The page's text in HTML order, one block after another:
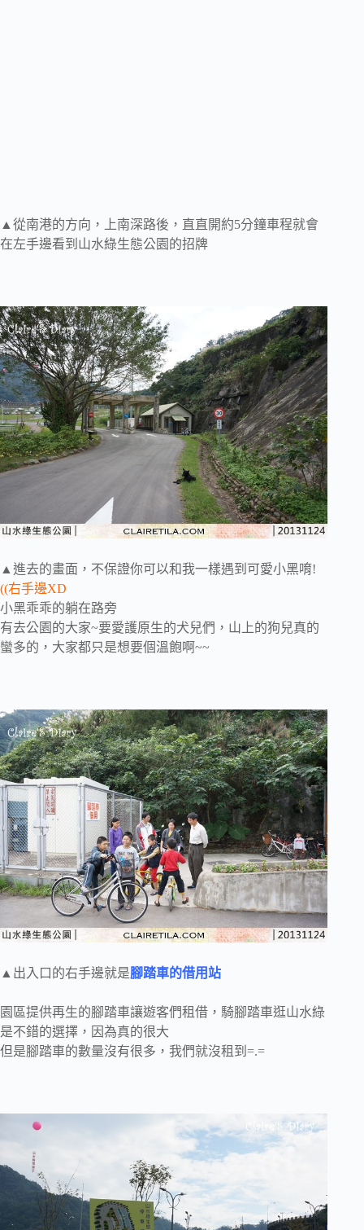
▲從南港的方向，上南深路後，直直開約5分鐘車程就會
在左手邊看到山水綠生態公園的招牌
▲進去的畫面，不保證你可以和我一樣遇到可愛小黑唷!
((右手邊XD
小黑乖乖的躺在路旁
有去公園的大家~要愛護原生的犬兒們，山上的狗兒真的
蠻多的，大家都只是想要個溫飽啊~~
▲出入口的右手邊就是腳踏車的借用站
園區提供再生的腳踏車讓遊客們租借，騎腳踏車逛山水綠
是不錯的選擇，因為真的很大
但是腳踏車的數量沒有很多，我們就沒租到=.=